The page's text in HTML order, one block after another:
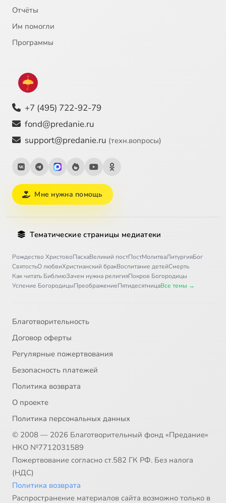
Отчёты
Им помогли
Программы
+7 (495) 722-92-79
fond@predanie.ru
support@predanie.ru (техн.вопросы)
Мне нужна помощь
Тематические страницы медиатеки
Рождество ХристовоПасхаВеликий постПостМолитваЛитургияБог
СвятостьО любвиХристианский бракВоспитание детейСмерть
Как читать БиблиюЗачем нужна религияПокров Богородицы
Успение БогородицыПреображениеПятидесятницаВсе темы →
Благотворительность
Договор оферты
Регулярные пожертвования
Безопасность платежей
Политика возврата
О проекте
Политика персональных данных
© 2008 — 2026 Благотворительный фонд «Предание»
НКО №7712031589
Пожертвование согласно ст.582 ГК РФ. Без налога
(НДС)
Политика возврата
Распространение материалов сайта возможно только в